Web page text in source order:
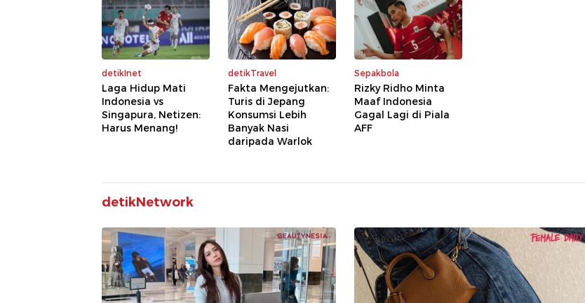
detikInet
Laga Hidup Mati
Indonesia vs
Singapura, Netizen:
Harus Menang!
detikTravel
Fakta Mengejutkan:
Turis di Jepang
Konsumsi Lebih
Banyak Nasi
daripada Warlok
Sepakbola
Rizky Ridho Minta
Maaf Indonesia
Gagal Lagi di Piala
AFF
detikNetwork